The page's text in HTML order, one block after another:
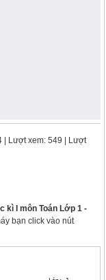
| Lượt xem: 549 | Lượt
kì I môn Toán Lớp 1 -
bạn click vào nút